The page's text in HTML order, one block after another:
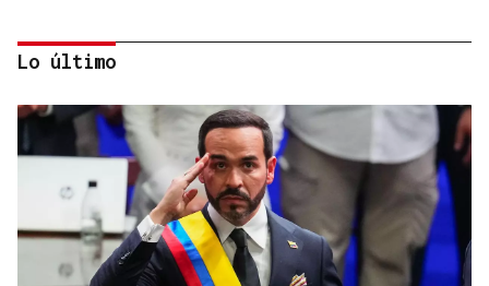
CANEDO
Lo último